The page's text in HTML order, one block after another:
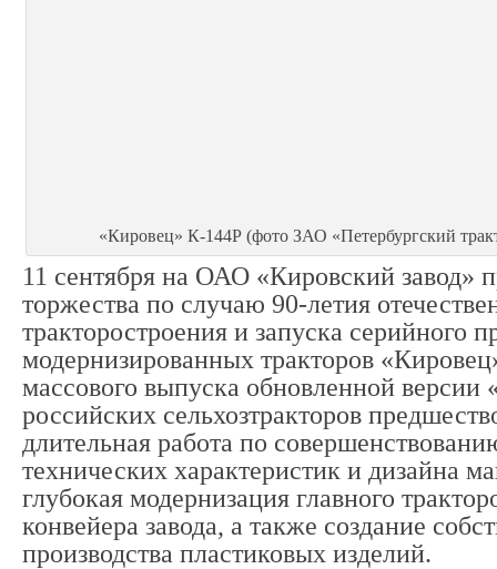
«Кировец» К-144Р (фото ЗАО «Петербургский
11 сентября на ОАО «Кировский завод»
торжества по случаю 90-летия
тракторостроения и запуска серийного
модернизированных тракторов
массового выпуска обновленной версии
российских сельхозтракторов
длительная работа по
технических характеристик и дизайна
глубокая модернизация главного
конвейера завода, а также создание
производства пластиковых изделий.